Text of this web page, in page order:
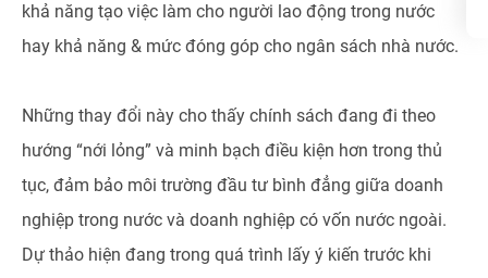
khả năng tạo việc làm cho người lao động trong nước
hay khả năng & mức đóng góp cho ngân sách nhà nước.
Những thay đổi này cho thấy chính sách đang đi theo
hướng “nới lỏng” và minh bạch điều kiện hơn trong thủ
tục, đảm bảo môi trường đầu tư bình đẳng giữa doanh
nghiệp trong nước và doanh nghiệp có vốn nước ngoài.
Dự thảo hiện đang trong quá trình lấy ý kiến trước khi